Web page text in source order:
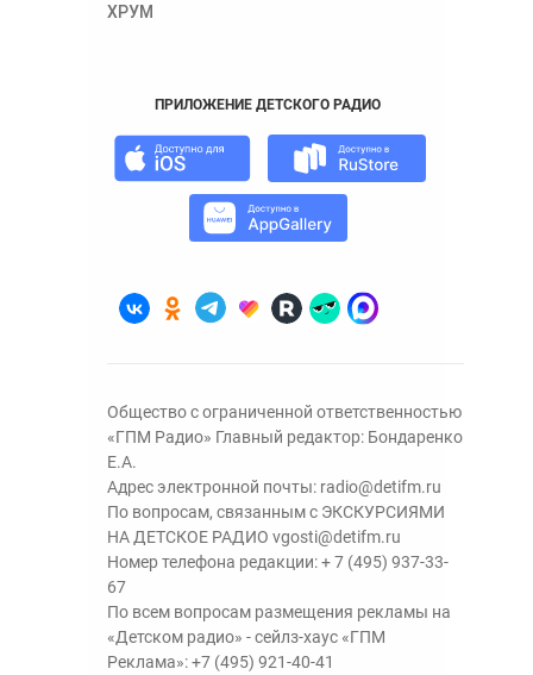
ХРУМ
ПРИЛОЖЕНИЕ ДЕТСКОГО РАДИО
Общество с ограниченной ответственностью
«ГПМ Радио» Главный редактор: Бондаренко
Е.А.
Адрес электронной почты: radio@detifm.ru
По вопросам, связанным с ЭКСКУРСИЯМИ
НА ДЕТСКОЕ РАДИО vgosti@detifm.ru
Номер телефона редакции:+ 7 (495) 937-33-
67
По всем вопросам размещения рекламы на
«Детском радио» - сейлз-хаус «ГПМ
Реклама»:+7 (495) 921-40-41